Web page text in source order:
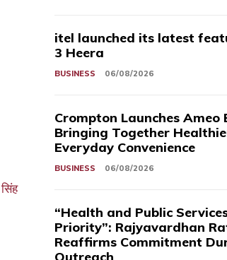
itel launched its latest
3 Heera
BUSINESS 06/08/2026
Crompton Launches Ameo
Bringing Together
Everyday Convenience
BUSINESS 06/08/2026
“Health and Public
Priority”: Rajyavardhan
Reaffirms Commitment